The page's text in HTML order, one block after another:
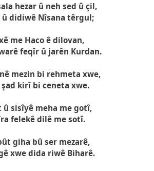
hezar û neh sed û çil,
û didiwê Nîsana têrgul;
me Haco ê dilovan,
feqîr û jarên Kurdan.
mezin bi rehmeta xwe,
şad kirî bi ceneta xwe.
û sisîyê meha me gotî,
felekê dilê me sotî.
giha bû ser mezarê,
xwe dida riwê Biharê.